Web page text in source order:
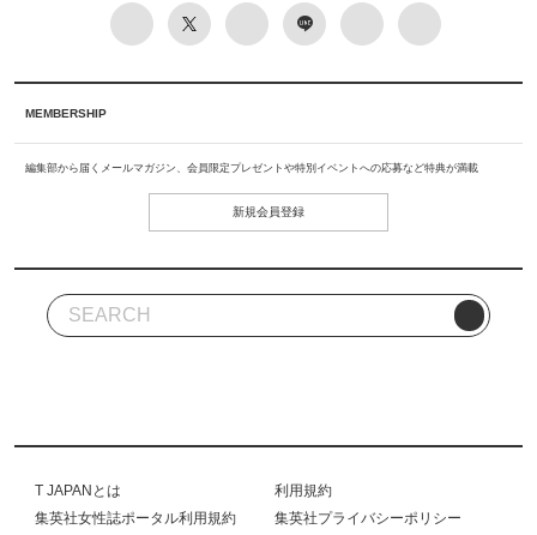
MEMBERSHIP
編集部から届くメールマガジン、会員限定プレゼントや特別イベントへの応募など特典が満載
新規会員登録
T JAPANとは
利用規約
集英社女性誌ポータル利用規約
集英社プライバシーポリシー